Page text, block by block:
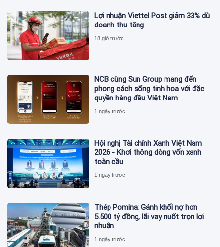
Lợi nhuận Viettel Post giảm 33% dù
doanh thu tăng
18 giờ trước
NCB cùng Sun Group mang đến
phong cách sống tinh hoa với đặc
quyền hàng đầu Việt Nam
1 ngày trước
Hội nghị Tài chính Xanh Việt Nam
2026 - Khơi thông dòng vốn xanh
toàn cầu
1 ngày trước
Thép Pomina: Gánh khối nợ hơn
5.500 tỷ đồng, lãi vay nuốt trọn lợi
nhuận
1 ngày trước